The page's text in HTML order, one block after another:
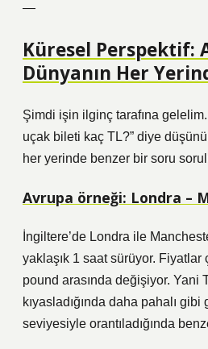
—
Küresel Perspektif:
Dünyanın Her
Şimdi işin ilginç tarafına
uçak bileti kaç TL?” diye
her yerinde benzer bir soru
Avrupa örneği: Londra –
İngiltere’de Londra ile
yaklaşık 1 saat sürüyor.
pound arasında değişiyor. Yani
kıyasladığında daha pahalı
seviyesiyle orantıladığında